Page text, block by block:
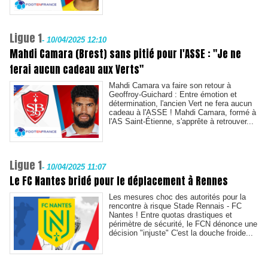
Ligue 1- 10/04/2025 12:10
Mahdi Camara (Brest) sans pitié pour l'ASSE : "Je ne
ferai aucun cadeau aux Verts"
Mahdi Camara va faire son retour à
Geoffroy-Guichard : Entre émotion et
détermination, l'ancien Vert ne fera aucun
cadeau à l'ASSE ! Mahdi Camara, formé à
l'AS Saint-Étienne, s'apprête à retrouver...
Ligue 1- 10/04/2025 11:07
Le FC Nantes bridé pour le déplacement à Rennes
Les mesures choc des autorités pour la
rencontre à risque Stade Rennais - FC
Nantes ! Entre quotas drastiques et
périmètre de sécurité, le FCN dénonce une
décision "injuste" C'est la douche froide...